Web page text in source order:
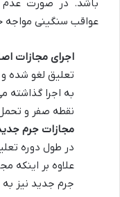
باشد. در صورت عدم
عواقب سنگینی مواجه
اجرای مجازات
تعلیق لغو شده
به اجرا گذاشته
نقطه صفر و
مجازات جرم
در طول دوره
علاوه بر اینکه
جرم جدید نیز